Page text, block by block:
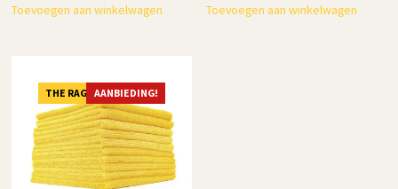
Toevoegen aan winkelwagen Toevoegen aan winkelwagen
AANBIEDING!
THE RAG COMPANY